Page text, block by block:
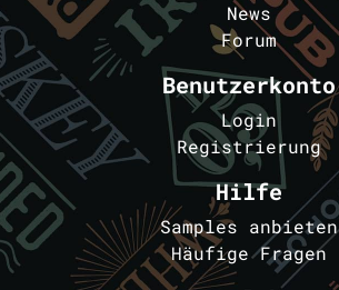
News
Forum
Benutzerkonto
Login
Registrierung
Hilfe
Samples anbieten
Häufige Fragen